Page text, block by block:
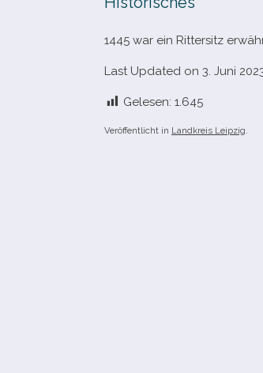
1445 war ein Rittersitz
Last Updated on 3. Juni
Gelesen: 1.645
Veröffentlicht in Landkreis Leipzig